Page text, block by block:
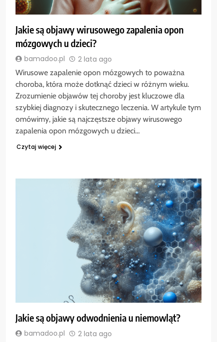
Jakie są objawy wirusowego zapalenia opon
mózgowych u dzieci?
bamadoo.pl 2 lata ago
Wirusowe zapalenie opon mózgowych to poważna
choroba, która może dotknąć dzieci w różnym wieku.
Zrozumienie objawów tej choroby jest kluczowe dla
szybkiej diagnozy i skutecznego leczenia. W artykule tym
omówimy, jakie są najczęstsze objawy wirusowego
zapalenia opon mózgowych u dzieci…
Czytaj więcej
Jakie są objawy odwodnienia u niemowląt?
bamadoo.pl 2 lata ago